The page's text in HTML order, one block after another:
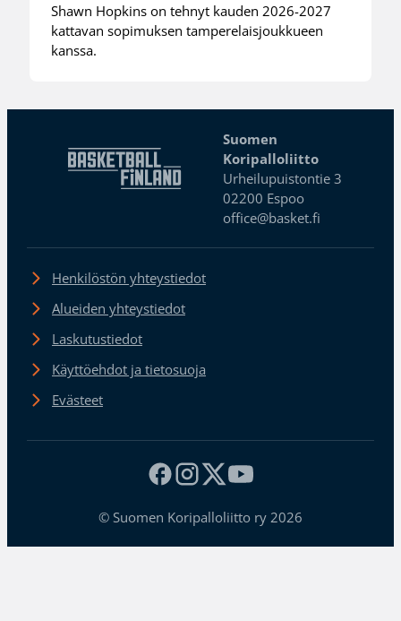
Shawn Hopkins on tehnyt kauden 2026-2027
kattavan sopimuksen tamperelaisjoukkueen
kanssa.
Suomen
Koripalloliitto
Urheilupuistontie 3
02200 Espoo
office@basket.fi
Henkilöstön yhteystiedot
Alueiden yhteystiedot
Laskutustiedot
Käyttöehdot ja tietosuoja
Evästeet
© Suomen Koripalloliitto ry 2026